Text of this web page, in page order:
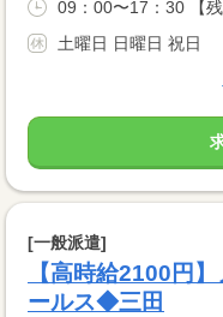
09：00〜17：30 【
土曜日 日曜日 祝日
[一般派遣]
【高時給2100円
ールス◆三田